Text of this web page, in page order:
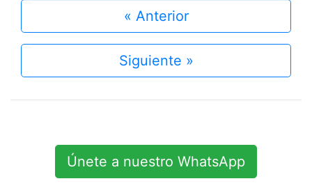
« Anterior
Siguiente »
Únete a nuestro WhatsApp